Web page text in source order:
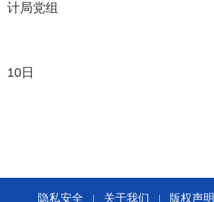
计局党组
10 日
隐私安全 关于我们 版权声明